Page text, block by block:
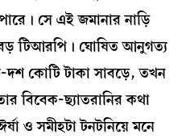
সে এই জমানার নাড়ি
বড় টিআরপি। ঘোষিত আনুগত্য
দশ কোটি টাকা সাবড়ে, তখন
বিবেক-ছ্যাতরানির কথা
ও সমীহটা টনটনিয়ে মনে